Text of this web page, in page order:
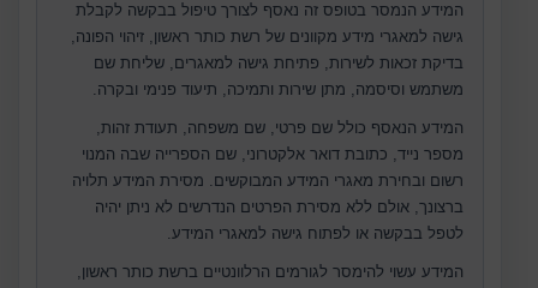
המידע הנמסר בטופס זה נאסף לצורך טיפול בבקשה לקבלת
גישה למאגרי מידע מקוונים של רשת כותר ראשון, זיהוי הפונה,
בדיקת זכאות לשירות, פתיחת גישה למאגרים, שליחת שם
משתמש וסיסמה, מתן שירות ותמיכה, תיעוד פנימי ובקרה.
המידע הנאסף כולל שם פרטי, שם משפחה, תעודת זהות,
מספר נייד, כתובת דואר אלקטרוני, שם הספרייה שבה המנוי
רשום ובחירת מאגרי המידע המבוקשים. מסירת המידע תלויה
ברצונך, אולם ללא מסירת הפרטים הנדרשים לא ניתן יהיה
לטפל בבקשה או לפתוח גישה למאגרי המידע.
המידע עשוי להימסר לגורמים הרלוונטיים ברשת כותר ראשון,